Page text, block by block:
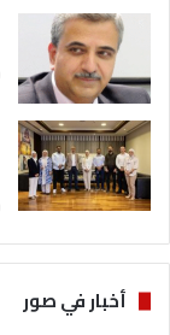
أخبار في صور